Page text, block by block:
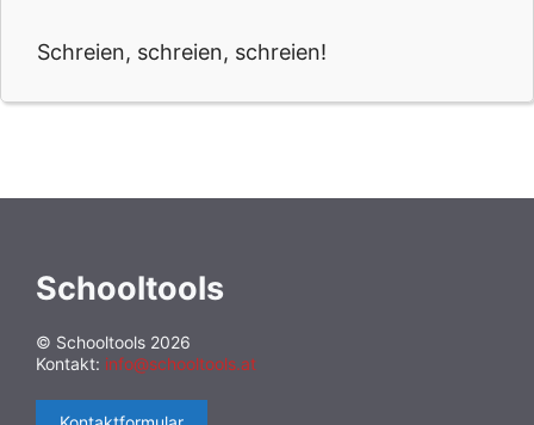
Schreien, schreien, schreien!
Schooltools
© Schooltools 2026
Kontakt: info@schooltools.at